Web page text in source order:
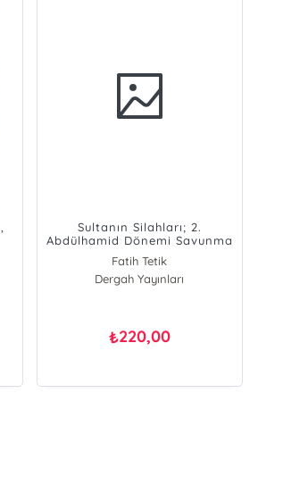
Sultanın Silahları; 2.
Abdülhamid Dönemi Savunma
Sanayii ve Silah Teknolojisi
Fatih Tetik
Dergah Yayınları
₺220,00